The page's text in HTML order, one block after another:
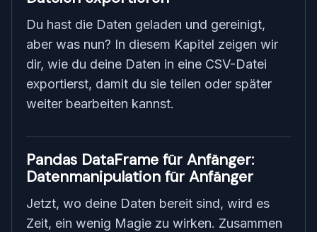
Du hast die Daten geladen und gereinigt,
aber was nun? In diesem Kapitel zeigen wir
dir, wie du deine Daten in eine CSV-Datei
exportierst, damit du sie teilen oder später
weiter bearbeiten kannst.
Pandas DataFrame für Anfänger:
Datenmanipulation für Anfänger
Jetzt, wo deine Daten bereit sind, wird es
Zeit, ein wenig Magie zu wirken. Zusammen